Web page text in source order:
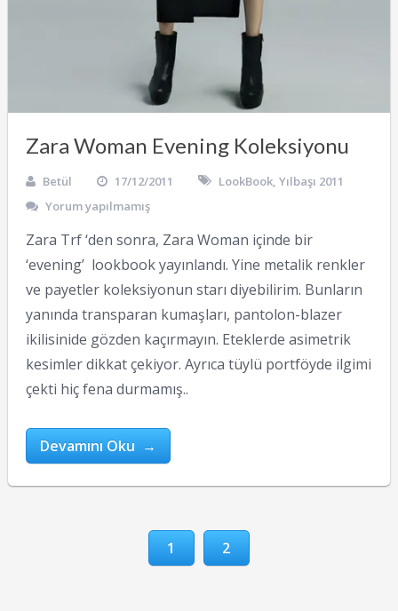
Zara Woman Evening Koleksiyonu
Betül 17/12/2011 LookBook, Yılbaşı 2011
Yorum yapılmamış
Zara Trf ‘den sonra, Zara Woman içinde bir
‘evening’ lookbook yayınlandı. Yine metalik renkler
ve payetler koleksiyonun starı diyebilirim. Bunların
yanında transparan kumaşları, pantolon-blazer
ikilisinide gözden kaçırmayın. Eteklerde asimetrik
kesimler dikkat çekiyor. Ayrıca tüylü portföyde ilgimi
çekti hiç fena durmamış..
Devamını Oku →
1 2